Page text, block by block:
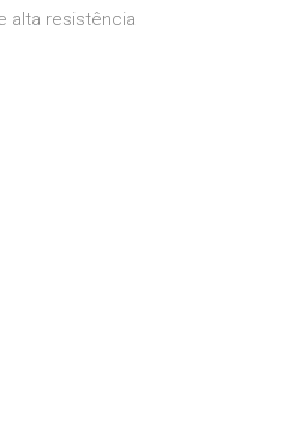
alta resistência